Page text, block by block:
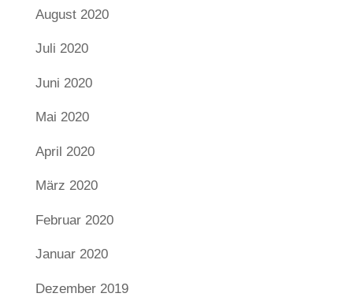
August 2020
Juli 2020
Juni 2020
Mai 2020
April 2020
März 2020
Februar 2020
Januar 2020
Dezember 2019